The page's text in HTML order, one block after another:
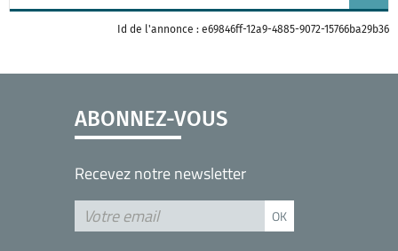
Id de l'annonce : e69846ff-12a9-4885-9072-15766ba29b36
ABONNEZ-VOUS
Recevez notre newsletter